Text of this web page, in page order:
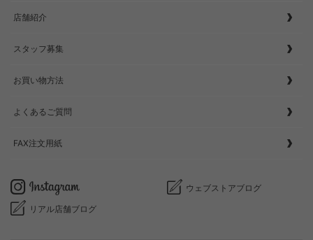
店舗紹介
スタッフ募集
お買い物方法
よくあるご質問
FAX注文用紙
ウェブストアブログ
リアル店舗ブログ